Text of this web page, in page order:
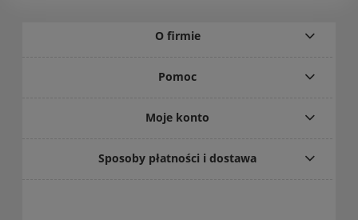
O firmie
Pomoc
Moje konto
Sposoby płatności i dostawa